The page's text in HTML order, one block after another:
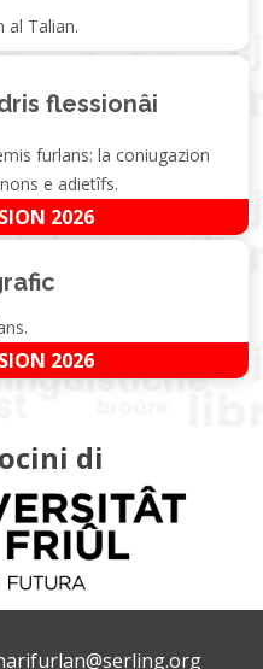
al Talian.
flessionâi
furlans: la coniugazion
e adietîfs.
2026
2026
di